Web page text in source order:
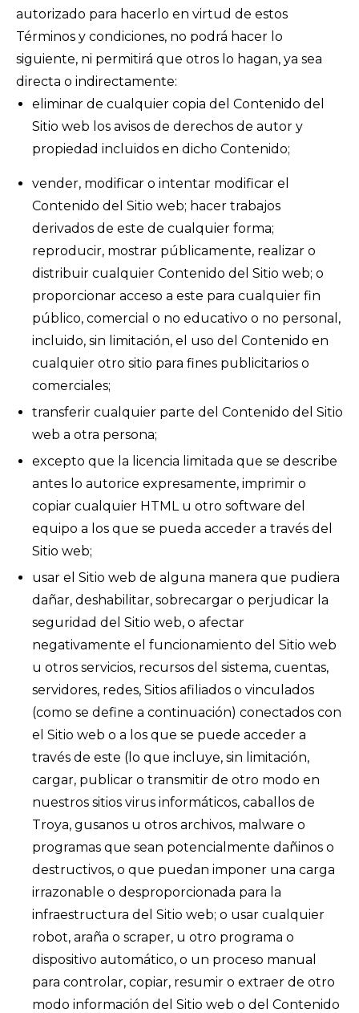
autorizado para hacerlo en virtud de estos
Términos y condiciones, no podrá hacer lo
siguiente, ni permitirá que otros lo hagan, ya sea
directa o indirectamente:
eliminar de cualquier copia del Contenido del
Sitio web los avisos de derechos de autor y
propiedad incluidos en dicho Contenido;
vender, modificar o intentar modificar el
Contenido del Sitio web; hacer trabajos
derivados de este de cualquier forma;
reproducir, mostrar públicamente, realizar o
distribuir cualquier Contenido del Sitio web; o
proporcionar acceso a este para cualquier fin
público, comercial o no educativo o no personal,
incluido, sin limitación, el uso del Contenido en
cualquier otro sitio para fines publicitarios o
comerciales;
transferir cualquier parte del Contenido del Sitio
web a otra persona;
excepto que la licencia limitada que se describe
antes lo autorice expresamente, imprimir o
copiar cualquier HTML u otro software del
equipo a los que se pueda acceder a través del
Sitio web;
usar el Sitio web de alguna manera que pudiera
dañar, deshabilitar, sobrecargar o perjudicar la
seguridad del Sitio web, o afectar
negativamente el funcionamiento del Sitio web
u otros servicios, recursos del sistema, cuentas,
servidores, redes, Sitios afiliados o vinculados
(como se define a continuación) conectados con
el Sitio web o a los que se puede acceder a
través de este (lo que incluye, sin limitación,
cargar, publicar o transmitir de otro modo en
nuestros sitios virus informáticos, caballos de
Troya, gusanos u otros archivos, malware o
programas que sean potencialmente dañinos o
destructivos, o que puedan imponer una carga
irrazonable o desproporcionada para la
infraestructura del Sitio web; o usar cualquier
robot, araña o scraper, u otro programa o
dispositivo automático, o un proceso manual
para controlar, copiar, resumir o extraer de otro
modo información del Sitio web o del Contenido